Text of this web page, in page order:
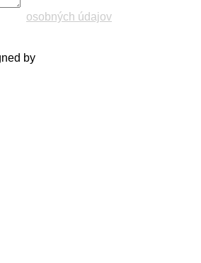
osobných údajov
by